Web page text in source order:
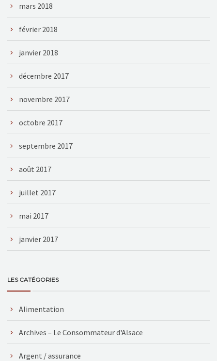
mars 2018
février 2018
janvier 2018
décembre 2017
novembre 2017
octobre 2017
septembre 2017
août 2017
juillet 2017
mai 2017
janvier 2017
LES CATÉGORIES
Alimentation
Archives – Le Consommateur d'Alsace
Argent / assurance